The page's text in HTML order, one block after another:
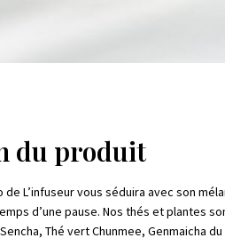
du produit
de L’infuseur vous séduira avec son
d’une pause. Nos thés et plantes
Thé vert Chunmee, Genmaicha